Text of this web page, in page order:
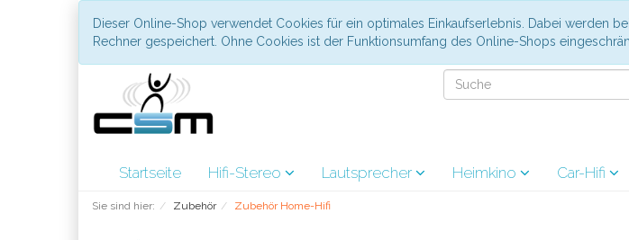
Dieser Online-Shop verwendet Cookies für ein optimales Einkaufserlebnis. Dabei werden
Rechner gespeichert. Ohne Cookies ist der Funktionsumfang des Online-Shops
Startseite Hifi-Stereo Lautsprecher Heimkino Car-Hifi
Sie sind hier: Zubehör Zubehör Home-Hifi